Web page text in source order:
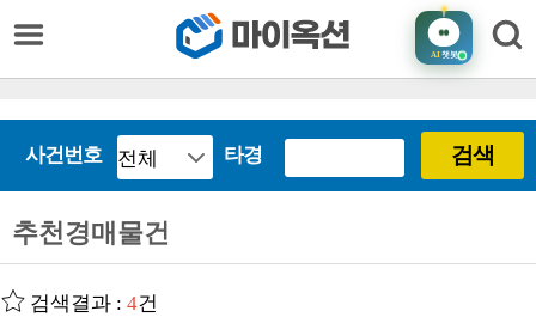
AI챗봇
사건번호 타경 검색
추천경매물건
검색결과 : 4건